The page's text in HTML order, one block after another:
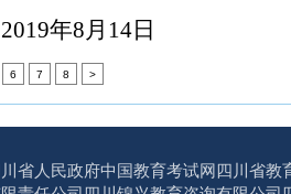
年8月 14日
6 7 8 >
省人民政府中国教育考试网四川省教